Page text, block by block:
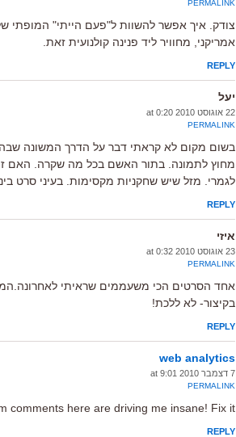
PERMALINK
צודק. איך אפשר להשוות ל"פעם הייתי" המופתי
אמריקני, מחוויר ליד פנינה קולנועית זאת.
REPLY
יעל
22 אוגוסט 2010 at 0:20
PERMALINK
בשום מקום לא קראתי דבר על הדרך המשונה
מחוץ לתמונה. בתור האשם בכל מה שקרה. האם
לגמרי. מזל שיש שחקניות מקסימות. בעיני סרט
REPLY
איזי
23 אוגוסט 2010 at 0:32
PERMALINK
אחד הסרטים הכי משעממים שראיתי
בקיצור- לא ללכת!
REPLY
web analytics
7 דצמבר 2010 at 9:01
PERMALINK
comments here are driving me insane! Fix it!
REPLY